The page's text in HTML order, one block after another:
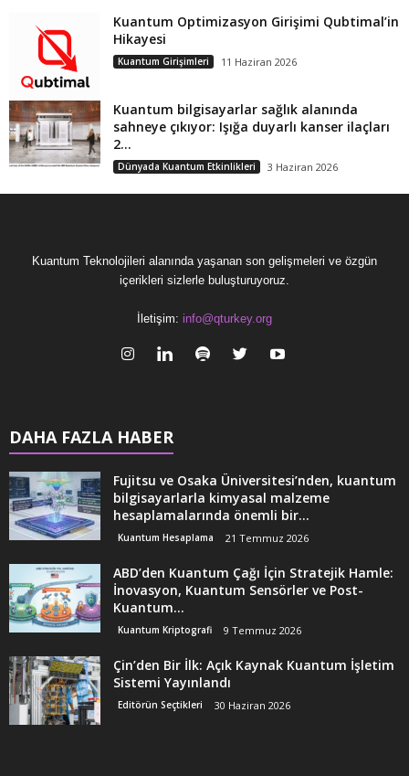
Kuantum Optimizasyon Girişimi Qubtimal’in
Hikayesi
Kuantum Girişimleri 11 Haziran 2026
Kuantum bilgisayarlar sağlık alanında
sahneye çıkıyor: Işığa duyarlı kanser ilaçları
2...
Dünyada Kuantum Etkinlikleri 3 Haziran 2026
Kuantum Teknolojileri alanında yaşanan son gelişmeleri ve özgün
içerikleri sizlerle buluşturuyoruz.
İletişim: info@qturkey.org
DAHA FAZLA HABER
Fujitsu ve Osaka Üniversitesi’nden, kuantum
bilgisayarlarla kimyasal malzeme
hesaplamalarında önemli bir...
Kuantum Hesaplama 21 Temmuz 2026
ABD’den Kuantum Çağı İçin Stratejik Hamle:
İnovasyon, Kuantum Sensörler ve Post-
Kuantum...
Kuantum Kriptografi 9 Temmuz 2026
Çin’den Bir İlk: Açık Kaynak Kuantum İşletim
Sistemi Yayınlandı
Editörün Seçtikleri 30 Haziran 2026